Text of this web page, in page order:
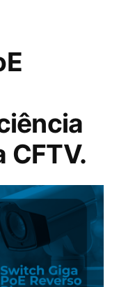
CFTV.